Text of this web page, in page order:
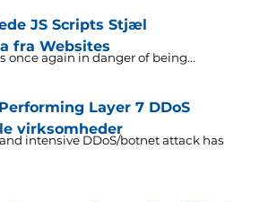
JS Scripts Stjæl
fra Websites
once again in danger of being...
Layer 7 DDoS
virksomheder
intensive DDoS/botnet attack has